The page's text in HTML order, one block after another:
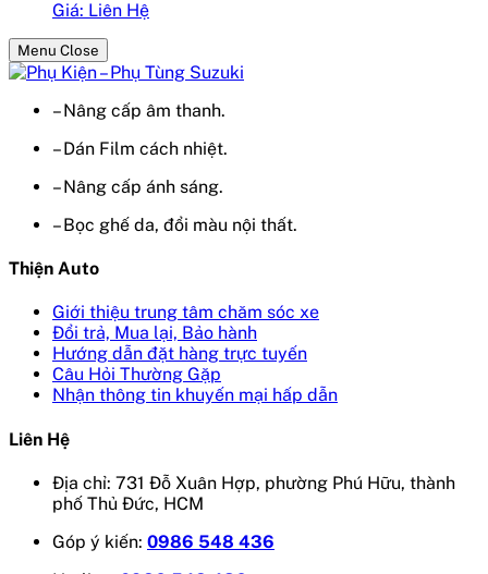
Giá: Liên Hệ
Menu Close
– Nâng cấp âm thanh.
– Dán Film cách nhiệt.
– Nâng cấp ánh sáng.
– Bọc ghế da, đổi màu nội thất.
Thiện Auto
Giới thiệu trung tâm chăm sóc xe
Đổi trả, Mua lại, Bảo hành
Hướng dẫn đặt hàng trực tuyến
Câu Hỏi Thường Gặp
Nhận thông tin khuyến mại hấp dẫn
Liên Hệ
Địa chỉ: 731 Đỗ Xuân Hợp, phường Phú Hữu, thành
phố Thủ Đức, HCM
Góp ý kiến: 0986 548 436